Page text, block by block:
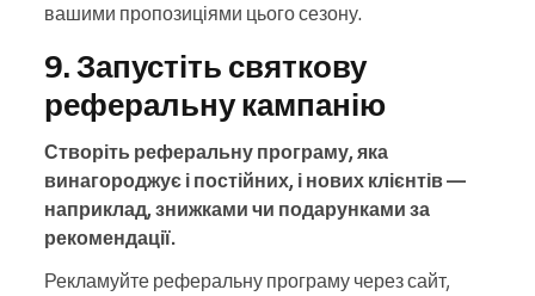
вашими пропозиціями цього сезону.
9. Запустіть святкову
реферальну кампанію
Створіть реферальну програму, яка
винагороджує і постійних, і нових клієнтів —
наприклад, знижками чи подарунками за
рекомендації.
Рекламуйте реферальну програму через сайт,